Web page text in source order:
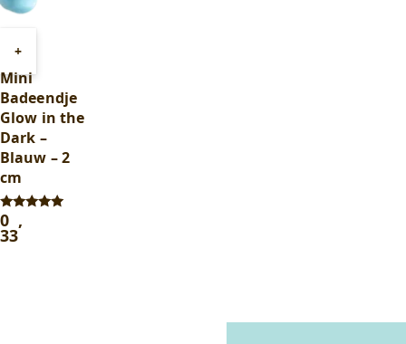
+
winkelwagen
Mini
Badeendje
Glow in the
Dark –
Blauw – 2
cm
Gewaardeerd
5.00
uit 5
0 ,
33